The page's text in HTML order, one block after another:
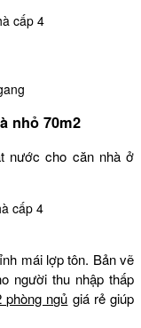
nhỏ 70m2
nước cho căn nhà ở
mái lợp tôn. Bản vẽ
người thu nhập thấp
phòng ngủ giá rẻ giúp